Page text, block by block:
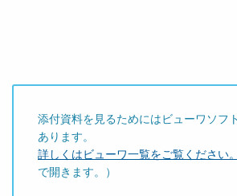
添付資料を見るためにはビューワソフ
あります。
詳しくはビューワ一覧をご覧ください。
で開きます。）